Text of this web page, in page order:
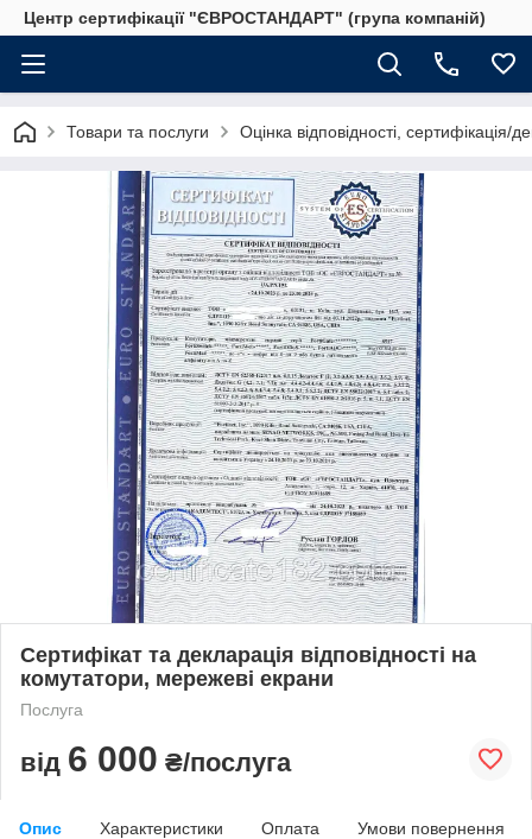
Центр сертифікації "ЄВРОСТАНДАРТ" (група компаній)
Товари та послуги Оцінка відповідності, сертифікація/
Сертифікат та декларація відповідності на
комутатори, мережеві екрани
Послуга
від 6 000 ₴/послуга
Опис Характеристики Оплата Умови повернення